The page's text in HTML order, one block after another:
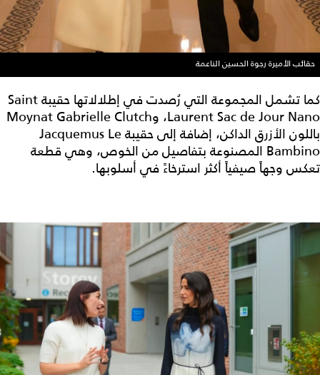
حقائب الأميرة رجوة الحسين الناعمة
كما تشمل المجموعة التي رُصدت في إطلالاتها حقيبة Saint
Laurent Sac de Jour Nano، وMoynat Gabrielle Clutch
باللون الأزرق الداكن، إضافة إلى حقيبة Jacquemus Le
Bambino المصنوعة بتفاصيل من الخوص، وهي قطعة
تعكس وجهاً صيفياً أكثر استرخاءً في أسلوبها.